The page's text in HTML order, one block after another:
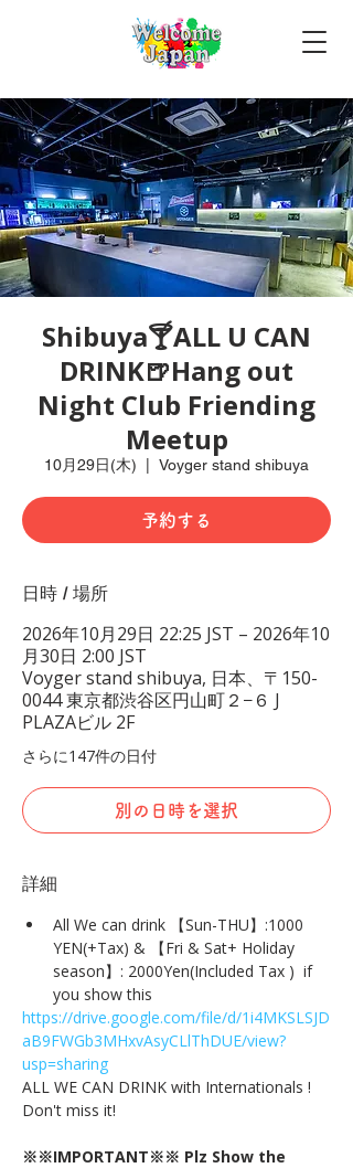
Shibuya🍸ALL U CAN
DRINK🍺Hang out
Night Club Friending
Meetup
10月29日(木) Voyger stand shibuya
予約する
日時 / 場所
2026年10月29日 22:25 JST – 2026年10
月30日 2:00 JST
Voyger stand shibuya, 日本、〒150-
0044 東京都渋谷区円山町２−６ J
PLAZAビル 2F
さらに147件の日付
別の日時を選択
詳細
All We can drink 【Sun-THU】:1000
YEN(+Tax) & 【Fri & Sat+ Holiday
season】: 2000Yen(Included Tax )  if
you show this
https://drive.google.com/file/d/1i4MKSLSJD
aB9FWGb3MHxvAsyCLlThDUE/view?
usp=sharing
ALL WE CAN DRINK with Internationals !
Don't miss it!
※※IMPORTANT※※ Plz Show the